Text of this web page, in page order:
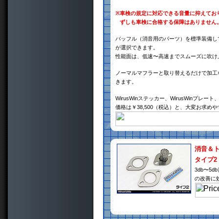
※車検の規定に対応できる音量に抑えて
ずしも車検に合格する保障はありませ
バッフル（消音用のパーツ）を標準装備
が選択できます。
性能面は、低速〜高速までスムーズに吹
ノーマルマフラーと取り替えるだけで加
きます。
WirusWinステッカー、WirusWinプレート
価格は￥38,500（税込）と、大変お求め
消音＆
タイプ2
3db〜
の改善に